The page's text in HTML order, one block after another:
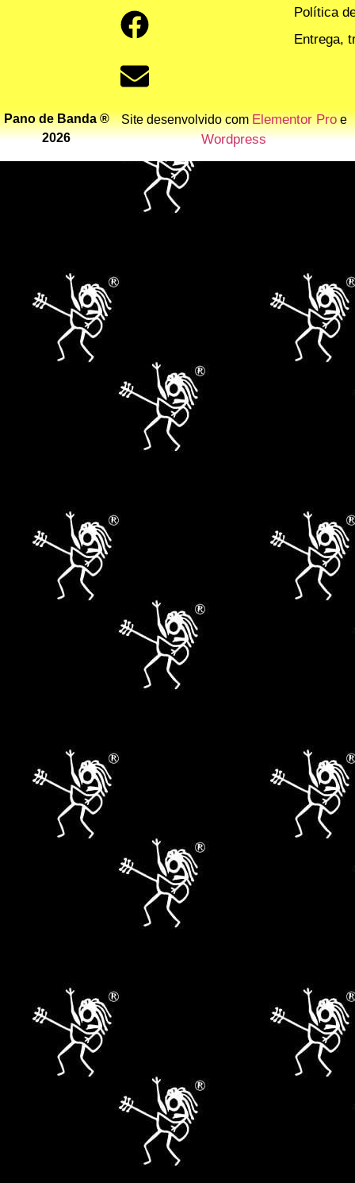
Política
Entrega,
Pano de Banda ®
2026
Site desenvolvido comElementor Proe
Wordpress